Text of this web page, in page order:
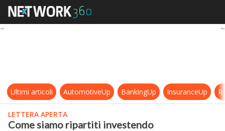
Come siamo ripartiti investendo
Ultimi articoli AutomotiveUp BankingUp InsuranceUp
LETTERA APERTA
Come siamo ripartiti investendo